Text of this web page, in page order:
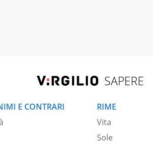
SAPERE
E CONTRARI
RIME
Vita
Sole